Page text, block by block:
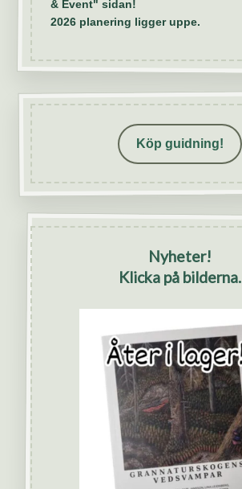
& Event" sidan!
2026 planering ligger uppe.
Köp guidning!
Nyheter!
Klicka på bilderna.